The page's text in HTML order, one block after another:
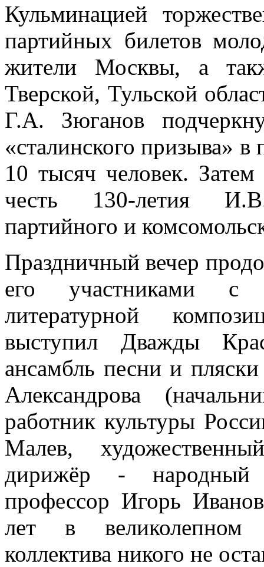
Кульминацией
партийных билетов
жители Москвы, а
Тверской, Тульской
Г.А. Зюганов
«сталинского призыва»
10 тысяч человек.
честь 130-летия
партийного и
Праздничный вечер
его участниками с
литературной
выступил Дважды
ансамбль песни и
Александрова
работник культуры
Малев,
дирижёр - народный
профессор Игорь
лет в великолепном
коллектива никого не